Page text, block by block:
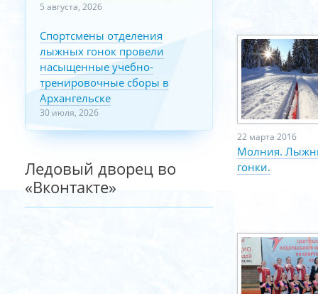
22 марта 2016
Молния.
гонки.
5 августа, 2026
Спортсмены отделения
лыжных гонок провели
насыщенные учебно-
тренировочные сборы в
Архангельске
30 июля, 2026
Ледовый дворец во
«Вконтакте»